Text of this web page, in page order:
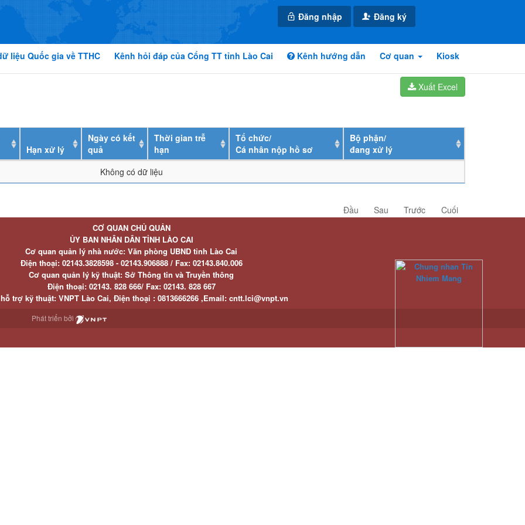
Đăng nhập Đăng ký
liệu Quốc gia về TTHC Kênh hỏi đáp của Cổng TT tỉnh Lào Cai Kênh hướng dẫn Cơ quan Kiosk
Xuất Excel
Hạn xử lý
Ngày có kết
quả
Thời gian trễ
hạn
Tổ chức/
Cá nhân nộp hồ sơ
Bộ phận/
đang xử lý
Không có dữ liệu
Đầu Sau Trước Cuối
CƠ QUAN CHỦ QUẢN
ỦY BAN NHÂN DÂN TỈNH LÀO CAI
Cơ quan quản lý nhà nước: Văn phòng UBND tỉnh Lào Cai
Điện thoại:02143.3828598 - 02143.906888 / Fax:02143.840.006
Cơ quan quản lý kỹ thuật: Sở Thông tin và Truyền thông
Điện thoại:02143. 828 666/ Fax:02143. 828 667
trợ kỹ thuật: VNPT Lào Cai, Điện thoại : 0813666266 ,Email: cntt.lci@vnpt.vn
Phát triển bởi